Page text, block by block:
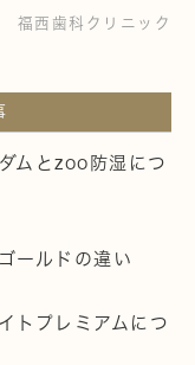
福西歯科クリニック
ムとzoo防湿につ
ールドの違い
トプレミアムにつ